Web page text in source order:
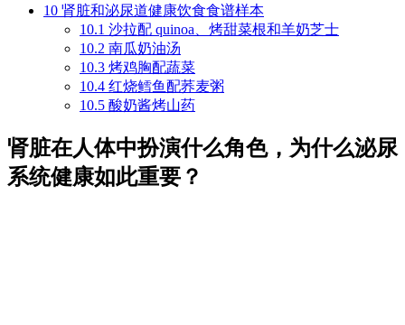
10 肾脏和泌尿道健康饮食食谱样本
10.1 沙拉配 quinoa、烤甜菜根和羊奶芝士
10.2 南瓜奶油汤
10.3 烤鸡胸配蔬菜
10.4 红烧鳕鱼配荞麦粥
10.5 酸奶酱烤山药
肾脏在人体中扮演什么角色，为什么泌尿
系统健康如此重要？